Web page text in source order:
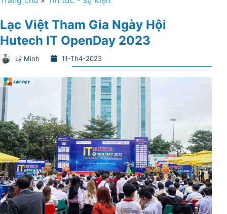
Lạc Việt Tham Gia Ngày Hội
Hutech IT OpenDay 2023
Lý Minh 11-Th4-2023